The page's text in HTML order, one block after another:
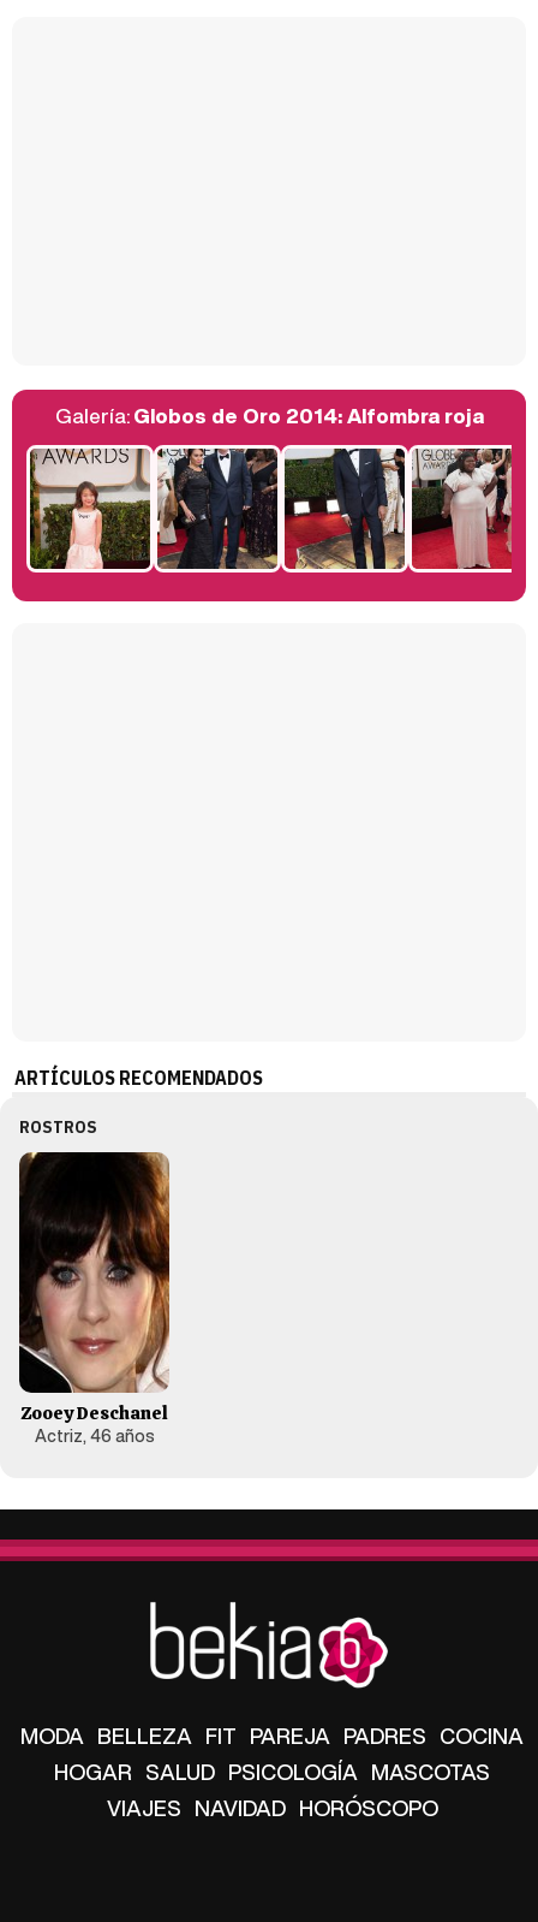
Manu Baqueiro: "Tuve como referente a Bruce Willis en 'Luz de Luna' para mi trabajo en la serie 'Perdiendo el juicio'"
Galería:Globos de Oro 2014: Alfombra roja
ARTÍCULOS RECOMENDADOS
ROSTROS
Zooey Deschanel
Actriz, 46 años
MODA BELLEZA FIT PAREJA PADRES COCINA
HOGAR SALUD PSICOLOGÍA MASCOTAS
VIAJES NAVIDAD HORÓSCOPO